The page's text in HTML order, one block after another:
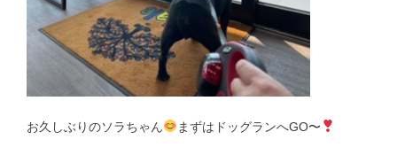
お久しぶりのソラちゃん まずはドッグランへGO〜